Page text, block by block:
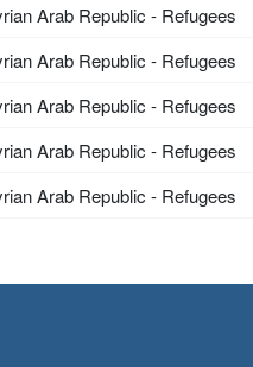
Arab Republic - Refugees
Arab Republic - Refugees
Arab Republic - Refugees
Arab Republic - Refugees
Arab Republic - Refugees